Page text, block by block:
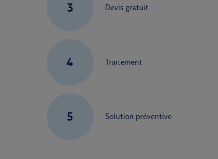
3 Devis gratuit
4 Traitement
5 Solution préventive